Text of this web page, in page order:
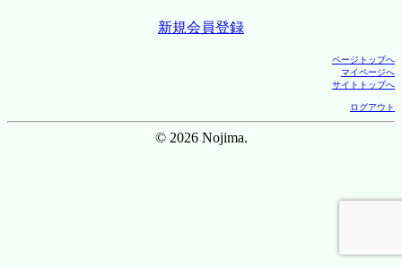
新規会員登録
ページトップへ
マイページへ
サイトトップへ
ログアウト
© 2026 Nojima.